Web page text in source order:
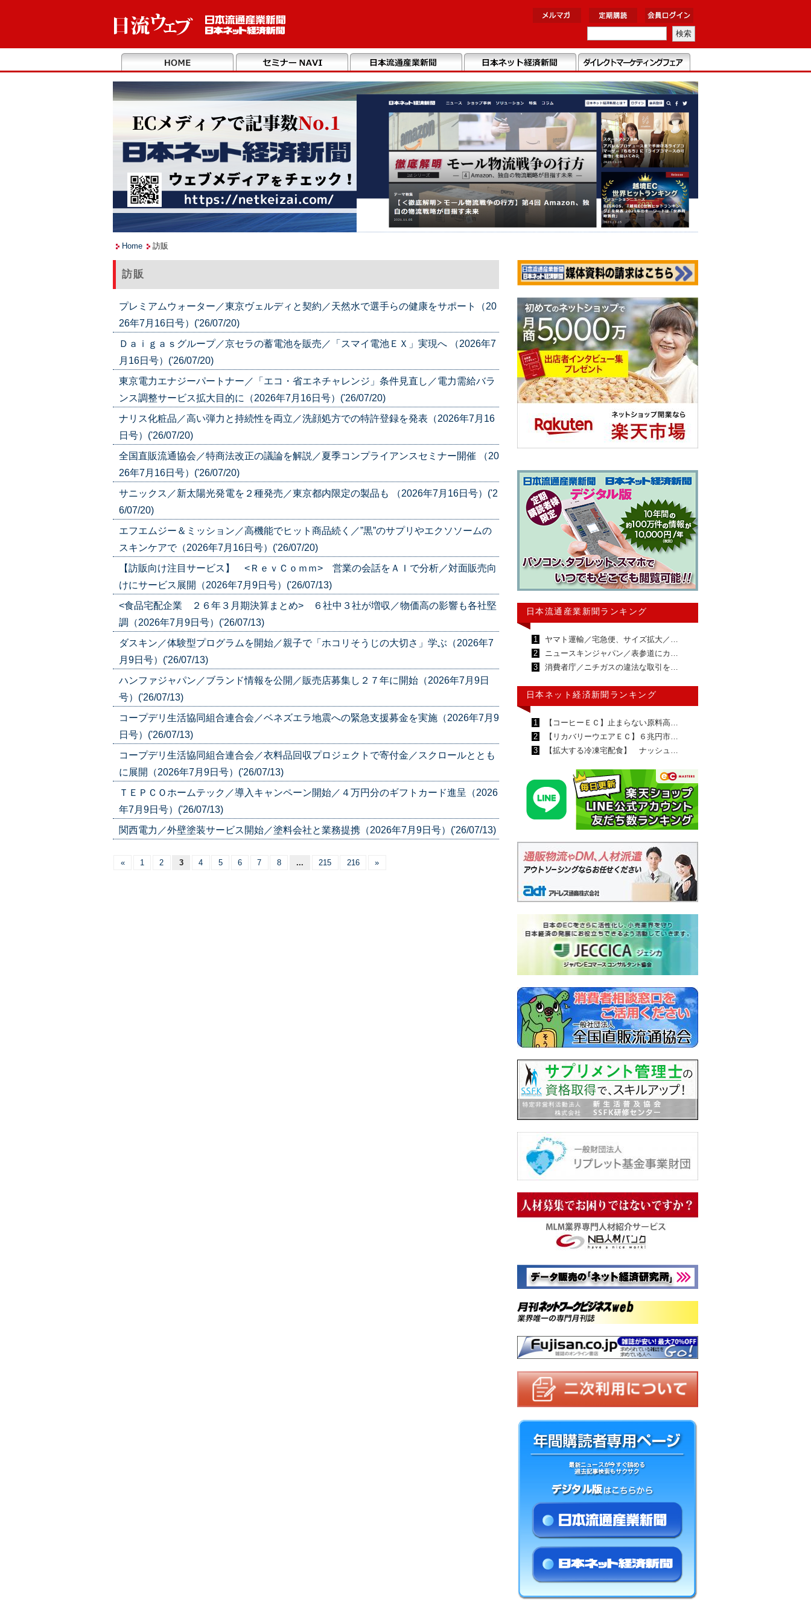
Home 訪販
訪販
プレミアムウォーター／東京ヴェルディと契約／天然水で選手らの健康をサポート（20
26年7月16日号）('26/07/20)
Ｄａｉｇａｓグループ／京セラの蓄電池を販売／「スマイ電池ＥＸ」実現へ （2026年7
月16日号）('26/07/20)
東京電力エナジーパートナー／「エコ・省エネチャレンジ」条件見直し／電力需給バラ
ンス調整サービス拡大目的に（2026年7月16日号）('26/07/20)
ナリス化粧品／高い弾力と持続性を両立／洗顔処方での特許登録を発表（2026年7月16
日号）('26/07/20)
全国直販流通協会／特商法改正の議論を解説／夏季コンプライアンスセミナー開催 （20
26年7月16日号）('26/07/20)
サニックス／新太陽光発電を２種発売／東京都内限定の製品も （2026年7月16日号）('2
6/07/20)
エフエムジー＆ミッション／高機能でヒット商品続く／”黒”のサプリやエクソソームの
スキンケアで（2026年7月16日号）('26/07/20)
【訪販向け注目サービス】 <ＲｅｖＣｏｍｍ> 営業の会話をＡＩで分析／対面販売向
けにサービス展開（2026年7月9日号）('26/07/13)
<食品宅配企業 ２６年３月期決算まとめ> ６社中３社が増収／物価高の影響も各社堅
調（2026年7月9日号）('26/07/13)
ダスキン／体験型プログラムを開始／親子で「ホコリそうじの大切さ」学ぶ（2026年7
月9日号）('26/07/13)
ハンファジャパン／ブランド情報を公開／販売店募集し２７年に開始（2026年7月9日
号）('26/07/13)
コープデリ生活協同組合連合会／ベネズエラ地震への緊急支援募金を実施（2026年7月9
日号）('26/07/13)
コープデリ生活協同組合連合会／衣料品回収プロジェクトで寄付金／スクロールととも
に展開（2026年7月9日号）('26/07/13)
ＴＥＰＣＯホームテック／導入キャンペーン開始／４万円分のギフトカード進呈（2026
年7月9日号）('26/07/13)
関西電力／外壁塗装サービス開始／塗料会社と業務提携（2026年7月9日号）('26/07/13)
« 1 2 3 4 5 6 7 8 ... 215 216 »
日本流通産業新聞ランキング
1
ヤマト運輸／宅急便、サイズ拡大／…
2
ニュースキンジャパン／表参道にカ…
3
消費者庁／ニチガスの違法な取引を…
日本ネット経済新聞ランキング
1
【コーヒーＥＣ】止まらない原料高…
2
【リカバリーウエアＥＣ】６兆円市…
3
【拡大する冷凍宅配食】 ナッシュ…